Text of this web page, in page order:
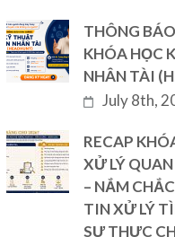
THÔNG
KHÓA HỌC
NHÂN TÀI
July 8th,
RECAP
XỬ LÝ
– NẮM
TIN XỬ LÝ
SỰ THỰC